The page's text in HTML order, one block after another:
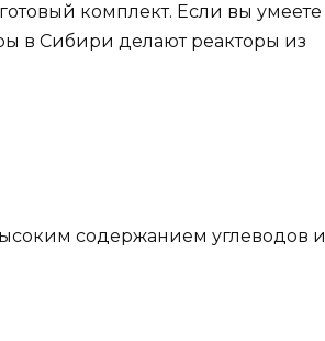
комплект. Если вы умеете
в Сибири делают реакторы из
содержанием углеводов и